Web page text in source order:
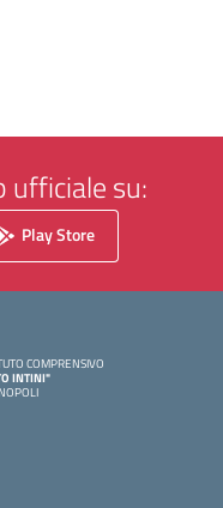
ufficiale su:
Play Store
COMPRENSIVO
INTINI"